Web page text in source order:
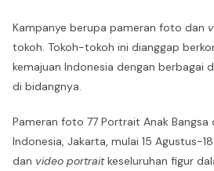
Kampanye berupa pameran foto dan
tokoh. Tokoh-tokoh ini dianggap
kemajuan Indonesia dengan berbagai
di bidangnya.
Pameran foto 77 Portrait Anak Bangsa
Indonesia, Jakarta, mulai 15 Agustus-
dan video portraitkeseluruhan figur